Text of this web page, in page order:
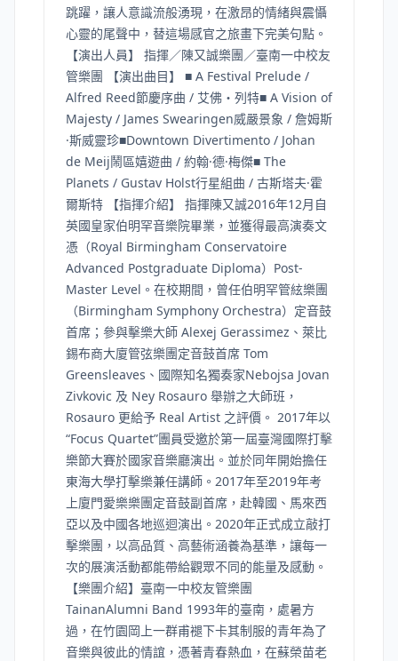
跳躍，讓人意識流般湧現，在激昂的情緒與震懾
心靈的尾聲中，替這場感官之旅畫下完美句點。
【演出人員】 指揮／陳又誠樂團／臺南一中校友
管樂團 【演出曲目】 ■ A Festival Prelude /
Alfred Reed節慶序曲 / 艾佛・列特■ A Vision of
Majesty / James Swearingen威嚴景象 / 詹姆斯
·斯威靈珍■Downtown Divertimento / Johan
de Meij鬧區嬉遊曲 / 約翰·德·梅傑■ The
Planets / Gustav Holst行星組曲 / 古斯塔夫·霍
爾斯特 【指揮介紹】 指揮陳又誠2016年12月自
英國皇家伯明罕音樂院畢業，並獲得最高演奏文
憑（Royal Birmingham Conservatoire
Advanced Postgraduate Diploma）Post-
Master Level。在校期間，曾任伯明罕管絃樂團
（Birmingham Symphony Orchestra）定音鼓
首席；參與擊樂大師 Alexej Gerassimez、萊比
錫布商大廈管弦樂團定音鼓首席 Tom
Greensleaves、國際知名獨奏家Nebojsa Jovan
Zivkovic 及 Ney Rosauro 舉辦之大師班，
Rosauro 更給予 Real Artist 之評價。 2017年以
“Focus Quartet”團員受邀於第一屆臺灣國際打擊
樂節大賽於國家音樂廳演出。並於同年開始擔任
東海大學打擊樂兼任講師。2017年至2019年考
上廈門愛樂樂團定音鼓副首席，赴韓國、馬來西
亞以及中國各地巡迴演出。2020年正式成立敲打
擊樂團，以高品質、高藝術涵養為基準，讓每一
次的展演活動都能帶給觀眾不同的能量及感動。
【樂團介紹】臺南一中校友管樂團
TainanAlumni Band 1993年的臺南，處暑方
過，在竹園岡上一群甫褪下卡其制服的青年為了
音樂與彼此的情誼，憑著青春熱血，在蘇榮苗老